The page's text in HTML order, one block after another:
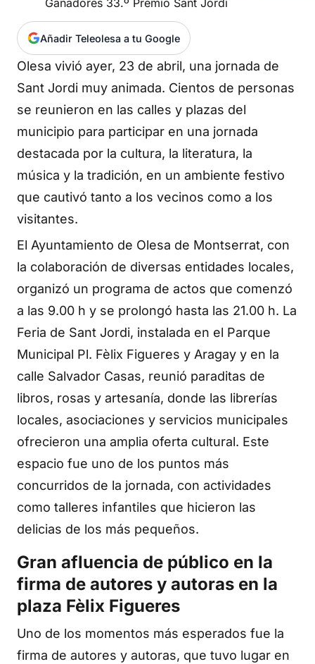
Ganadores 33.º Premio Sant Jordi
Añadir Teleolesa a tu Google
Olesa vivió ayer, 23 de abril, una jornada de
Sant Jordi muy animada. Cientos de personas
se reunieron en las calles y plazas del
municipio para participar en una jornada
destacada por la cultura, la literatura, la
música y la tradición, en un ambiente festivo
que cautivó tanto a los vecinos como a los
visitantes.
El Ayuntamiento de Olesa de Montserrat, con
la colaboración de diversas entidades locales,
organizó un programa de actos que comenzó
a las 9.00 h y se prolongó hasta las 21.00 h. La
Feria de Sant Jordi, instalada en el Parque
Municipal Pl. Fèlix Figueres y Aragay y en la
calle Salvador Casas, reunió paraditas de
libros, rosas y artesanía, donde las librerías
locales, asociaciones y servicios municipales
ofrecieron una amplia oferta cultural. Este
espacio fue uno de los puntos más
concurridos de la jornada, con actividades
como talleres infantiles que hicieron las
delicias de los más pequeños.
Gran afluencia de público en la
firma de autores y autoras en la
plaza Fèlix Figueres
Uno de los momentos más esperados fue la
firma de autores y autoras, que tuvo lugar en